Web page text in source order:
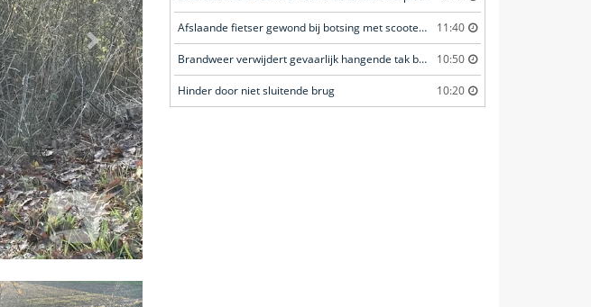
Volgende
Afslaande fietser gewond bij botsing met scooterrijder 11:40
Brandweer verwijdert gevaarlijk hangende tak boven fietspad 10:50
Hinder door niet sluitende brug 10:20